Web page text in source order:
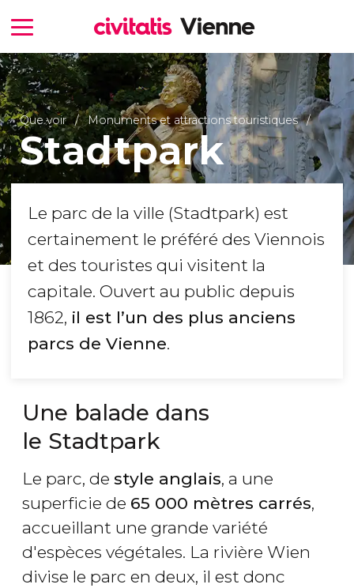
Que voir Monuments et attractions touristiques
Stadtpark
Le parc de la ville (Stadtpark) est
certainement le préféré des Viennois
et des touristes qui visitent la
capitale. Ouvert au public depuis
1862, il est l’un des plus anciens
parcs de Vienne.
Une balade dans
le Stadtpark
Le parc, de style anglais, a une
superficie de 65 000 mètres carrés,
accueillant une grande variété
d'espèces végétales. La rivière Wien
divise le parc en deux, il est donc